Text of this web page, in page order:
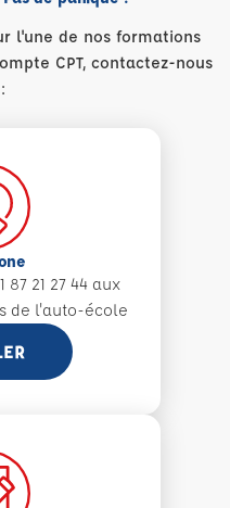
l'une de nos formations
CPT, contactez-nous
21 27 44 aux
de l'auto-école